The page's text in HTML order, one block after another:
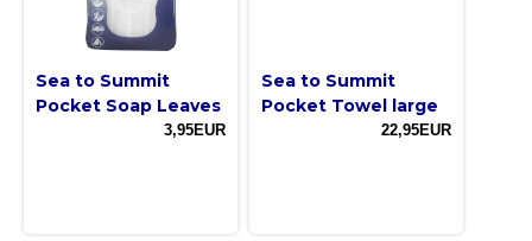
Sea to Summit
Pocket Soap Leaves
3,95EUR
Sea to Summit
Pocket Towel large
22,95EUR